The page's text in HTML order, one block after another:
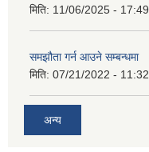
मिति: 11/06/2025 - 17:49
समझौता गर्न आउने सम्बन्धमा
मिति: 07/21/2022 - 11:32
अन्य